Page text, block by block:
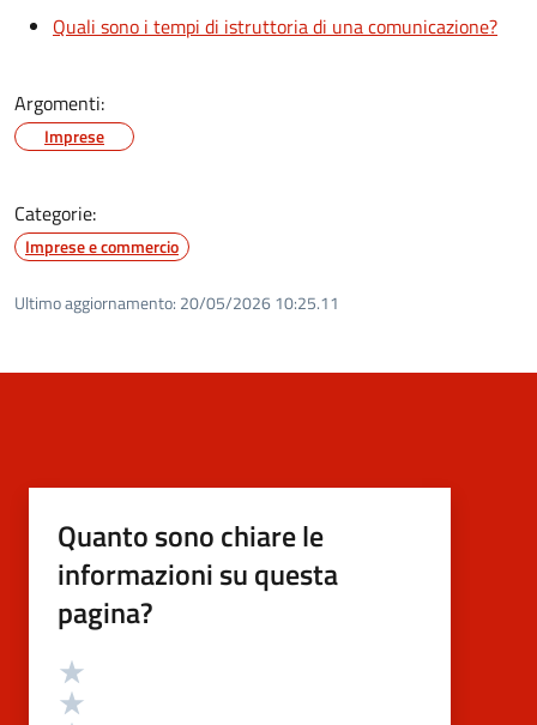
Quali sono i tempi di istruttoria di una comunicazione?
Argomenti:
Imprese
Categorie:
Imprese e commercio
Ultimo aggiornamento: 20/05/2026 10:25.11
Quanto sono chiare le
informazioni su questa
pagina?
Valutazione